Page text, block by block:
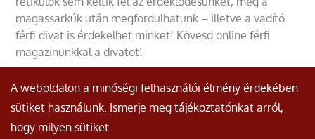
magassarkúk után megfordulhatunk – illetve a vadító
férfi divat is érdekelhet minket! Kövesd online férfi
magazinunkkal a divatot!
© Minden jog fenntartva.
A weboldalon a minőségi felhasználói élmény érdekében
sütiket használunk. Ismerje meg tájékoztatónkat arról,
hogy milyen sütiket